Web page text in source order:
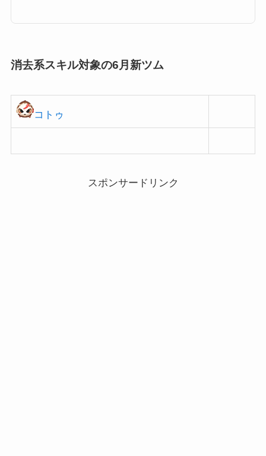
消去系スキル対象の6月新ツム
コトゥ
スポンサードリンク